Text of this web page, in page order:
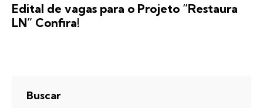
Edital de vagas para o Projeto “Restaura
LN” Confira!
Buscar